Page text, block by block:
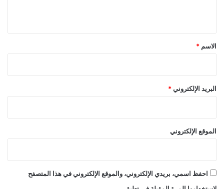
*
الاسم *
البريد الإلكتروني *
الموقع الإلكتروني
احفظ اسمي، بريدي الإلكتروني، والموقع الإلكتروني في هذا المتصفح